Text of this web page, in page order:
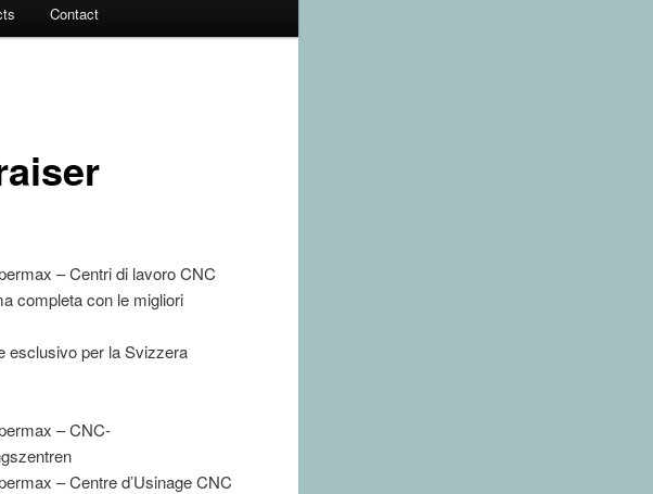
Contact
– Centri di lavoro CNC
completa con le migliori
esclusivo per la Svizzera
– CNC-
– Centre d’Usinage CNC